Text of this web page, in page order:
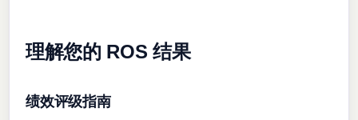
理解您的 ROS 结果
绩效评级指南